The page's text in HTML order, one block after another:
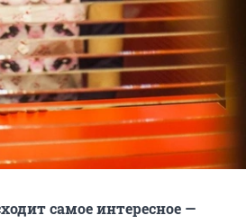
самое интересное —